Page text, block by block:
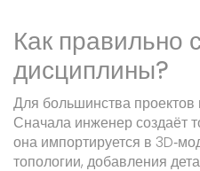
Как правильно
дисциплины?
Для большинства
Сначала инженер создаёт
она импортируется в
топологии, добавления